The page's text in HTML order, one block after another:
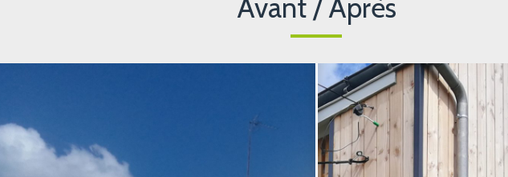
Avant / Après